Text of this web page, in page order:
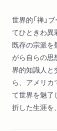
世界的「禅」
てひときわ異
既存の宗派を
がら自らの思
界的知識人と
ら、アメリカ
て世界を魅
折した生涯を